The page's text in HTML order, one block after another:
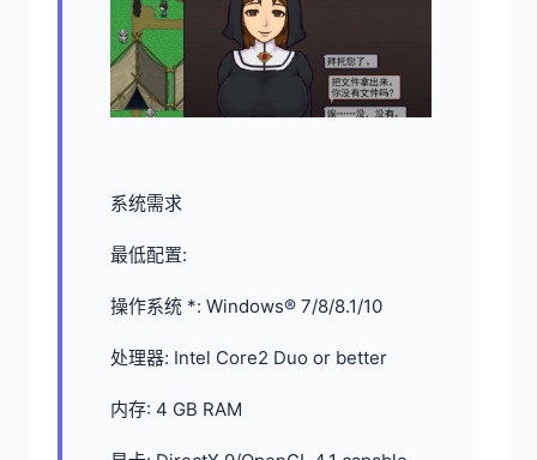
系统需求
最低配置:
操作系统 *: Windows® 7/8/8.1/10
处理器: Intel Core2 Duo or better
内存: 4 GB RAM